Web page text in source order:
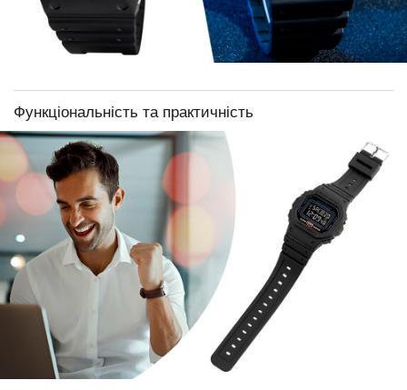
Функціональність та практичність